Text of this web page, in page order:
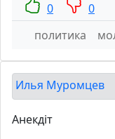
0 0
политика
Илья Муромцев
Анекдiт